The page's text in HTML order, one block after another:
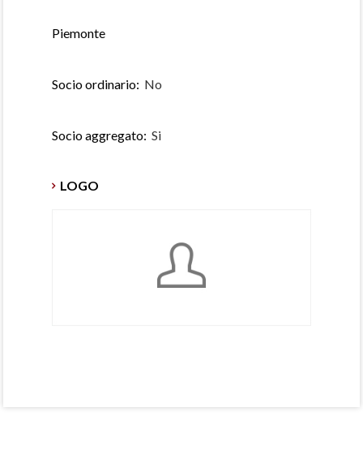
Piemonte
Socio ordinario: No
Socio aggregato: Si
LOGO